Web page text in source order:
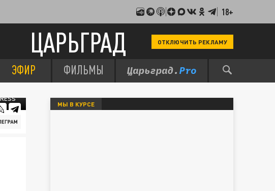
18+
ЦАРЬГРАД ОТКЛЮЧИТЬ РЕКЛАМУ
ЭФИР ФИЛЬМЫ
МЫ В КУРСЕ